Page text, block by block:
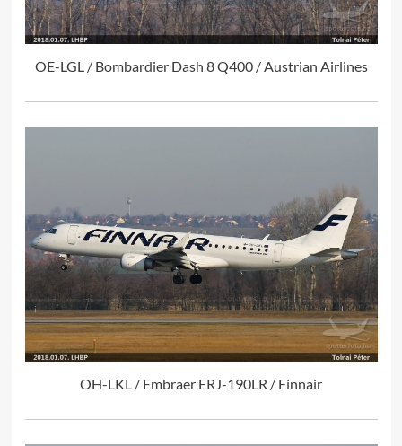
OE-LGL / Bombardier Dash 8 Q400 / Austrian Airlines
OH-LKL / Embraer ERJ-190LR / Finnair